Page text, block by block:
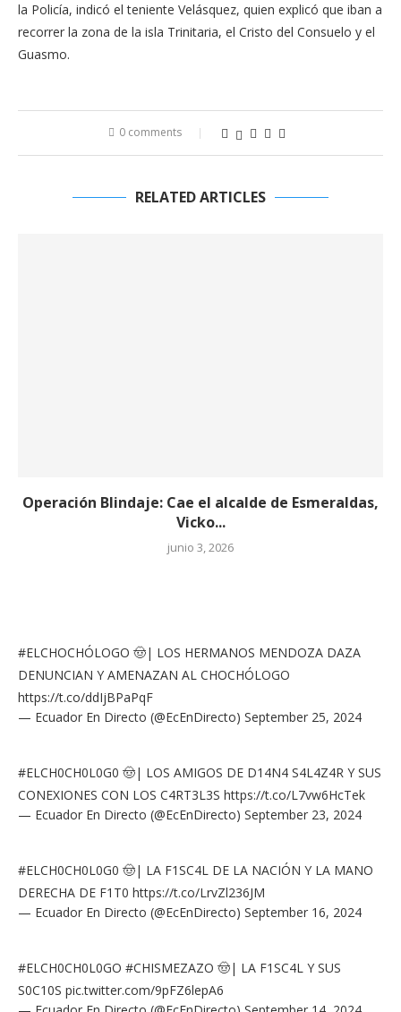
la Policía, indicó el teniente Velásquez, quien explicó que iban a
recorrer la zona de la isla Trinitaria, el Cristo del Consuelo y el
Guasmo.
0 comments
RELATED ARTICLES
Operación Blindaje: Cae el alcalde de Esmeraldas,
Vicko...
junio 3, 2026
#ELCHOCHÓLOGO 🤠| LOS HERMANOS MENDOZA DAZA
DENUNCIAN Y AMENAZAN AL CHOCHÓLOGO
https://t.co/ddIjBPaPqF
— Ecuador En Directo (@EcEnDirecto) September 25, 2024
#ELCH0CH0L0G0 🤠| LOS AMIGOS DE D14N4 S4L4Z4R Y SUS
CONEXIONES CON LOS C4RT3L3S https://t.co/L7vw6HcTek
— Ecuador En Directo (@EcEnDirecto) September 23, 2024
#ELCH0CH0L0G0 🤠| LA F1SC4L DE LA NACIÓN Y LA MANO
DERECHA DE F1T0 https://t.co/LrvZl236JM
— Ecuador En Directo (@EcEnDirecto) September 16, 2024
#ELCH0CH0L0GO #CHISMEZAZO 🤠| LA F1SC4L Y SUS
S0C10S pic.twitter.com/9pFZ6lepA6